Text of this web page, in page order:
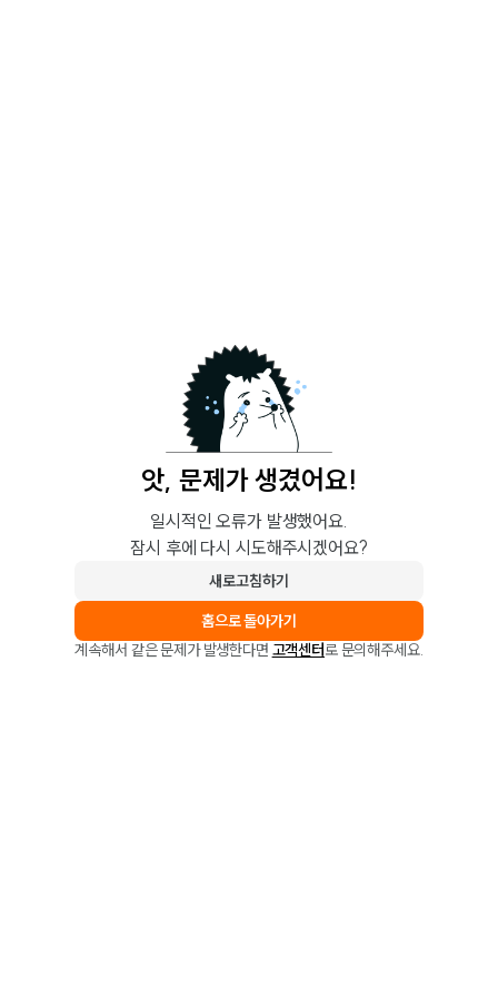
앗, 문제가 생겼어요!
일시적인 오류가 발생했어요.
잠시 후에 다시 시도해주시겠어요?
새로고침하기
홈으로 돌아가기
계속해서 같은 문제가 발생한다면 고객센터로 문의해주세요.